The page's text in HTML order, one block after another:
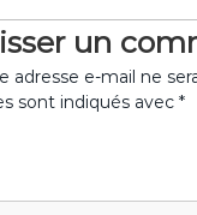
un
adresse e-mail ne
sont indiqués avec *